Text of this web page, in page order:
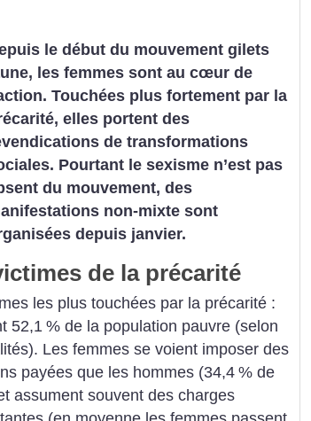
le début du mouvement gilets
les femmes sont au cœur de
Touchées plus fortement par la
elles portent des
de transformations
Pourtant le sexisme n’est pas
du mouvement, des
non-mixte sont
depuis janvier.
de la précarité
les plus touchées par la précarité :
52,1 % de la population pauvre (selon
Les femmes se voient imposer des
payées que les hommes (34,4% de
assument souvent des charges